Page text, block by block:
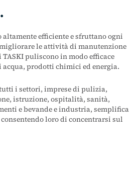
altamente efficiente e sfruttano ogni
le attività di manutenzione
puliscono in modo efficace
prodotti chimici ed energia.
i settori, imprese di pulizia,
istruzione, ospitalità, sanità,
e bevande e industria, semplifica
loro di concentrarsi sul